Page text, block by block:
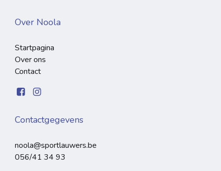
Over Noola
Startpagina
Over ons
Contact
Contactgegevens
noola@sportlauwers.be
056/41 34 93